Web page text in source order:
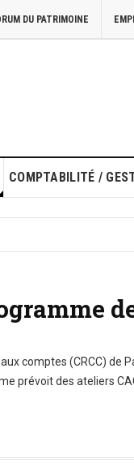
DU PATRIMOINE
COMPTABILITÉ /
comptes (CRCC)
prévoit des ateliers